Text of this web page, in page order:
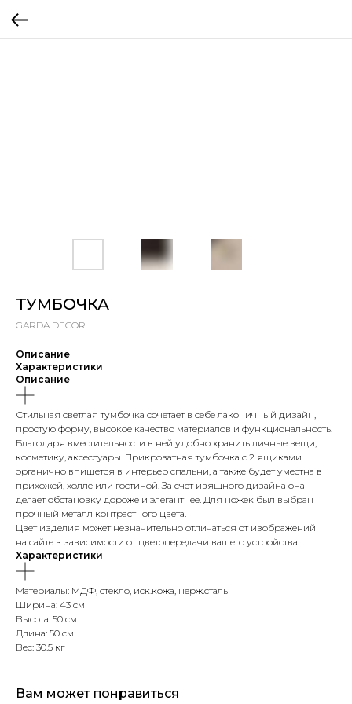
ТУМБОЧКА
GARDA DECOR
Описание
Характеристики
Описание
Стильная светлая тумбочка сочетает в себе лаконичный дизайн,
простую форму, высокое качество материалов и функциональность.
Благодаря вместительности в ней удобно хранить личные вещи,
косметику, аксессуары. Прикроватная тумбочка с 2 ящиками
органично впишется в интерьер спальни, а также будет уместна в
прихожей, холле или гостиной. За счет изящного дизайна она
делает обстановку дороже и элегантнее. Для ножек был выбран
прочный металл контрастного цвета.
Цвет изделия может незначительно отличаться от изображений
на сайте в зависимости от цветопередачи вашего устройства.
Характеристики
Материалы: МДФ, стекло, иск.кожа, нерж.сталь
Ширина: 43 см
Высота: 50 см
Длина: 50 см
Вес: 30.5 кг
Вам может понравиться